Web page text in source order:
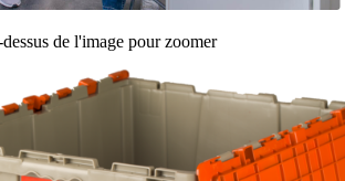
de l'image pour zoomer